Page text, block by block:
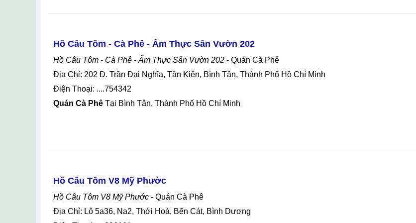
Hồ Câu Tôm - Cà Phê - Ẩm Thực Sân Vườn 202
Hồ Câu Tôm - Cà Phê - Ẩm Thực Sân Vườn 202 - Quán Cà Phê
Địa Chỉ: 202 Đ. Trần Đại Nghĩa, Tân Kiên, Bình Tân, Thành Phố Hồ Chí Minh
Điện Thoại: ....754342
Quán Cà Phê Tại Bình Tân, Thành Phố Hồ Chí Minh
Hồ Câu Tôm V8 Mỹ Phước
Hồ Câu Tôm V8 Mỹ Phước - Quán Cà Phê
Địa Chỉ: Lô 5a36, Na2, Thới Hoà, Bến Cát, Bình Dương